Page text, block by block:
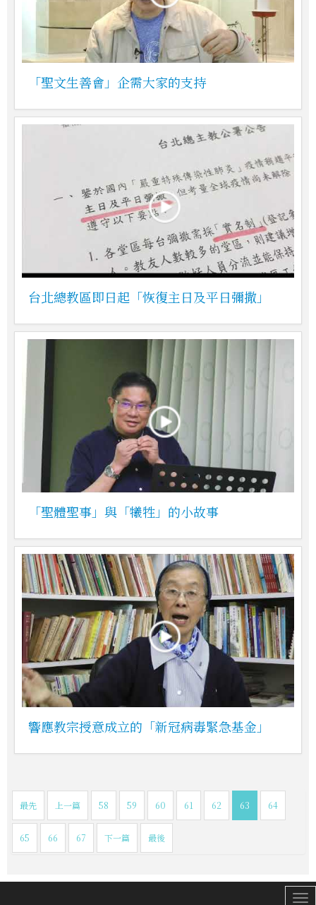
「聖文生善會」企需大家的支持
台北總教區即日起「恢復主日及平日彌撒」
「聖體聖事」與「犧牲」的小故事
響應教宗授意成立的「新冠病毒緊急基金」
最先 上一篇 58 59 60 61 62 63 64
65 66 67 下一篇 最後